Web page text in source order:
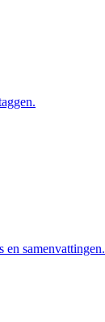
en samenvattingen.